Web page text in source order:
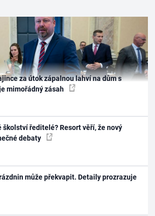
za útok zápalnou lahví na dům s
mimořádný zásah
školství ředitelé? Resort věří, že nový
debaty
může překvapit. Detaily prozrazuje